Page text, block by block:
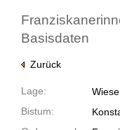
Basisdaten
Zurück
Lage:
Bistum: